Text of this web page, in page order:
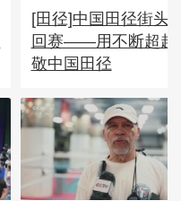
[田径]中国田径街头
回赛——用不断超越
敬中国田径